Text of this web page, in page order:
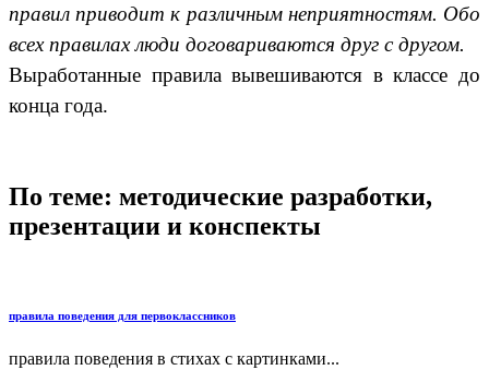
правил приводит к различным неприятностям. Обо
всех правилах люди договариваются друг с другом.
Выработанные правила вывешиваются в классе до
конца года.
По теме: методические разработки,
презентации и конспекты
правила поведения для первоклассников
правила поведения в стихах с картинками...